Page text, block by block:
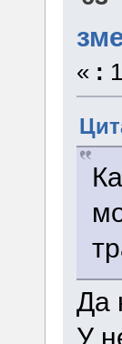
« :
Да
У